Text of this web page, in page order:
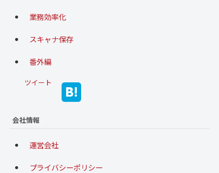
業務効率化
スキャナ保存
番外編
ツイート
会社情報
運営会社
プライバシーポリシー